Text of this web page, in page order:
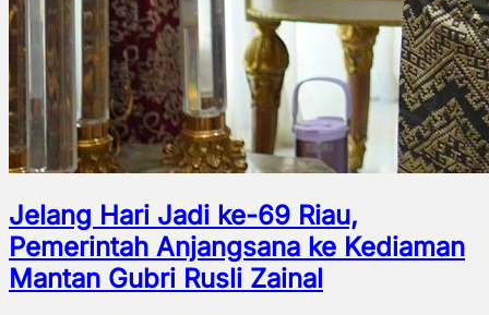
Jelang Hari Jadi ke-69 Riau,
Pemerintah Anjangsana ke Kediaman
Mantan Gubri Rusli Zainal